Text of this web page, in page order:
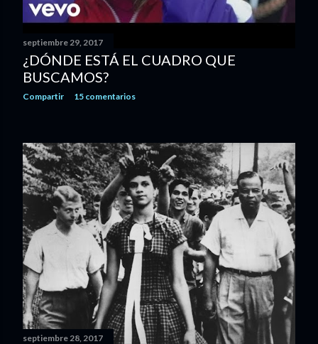
septiembre 29, 2017
¿DÓNDE ESTÁ EL CUADRO QUE
BUSCAMOS?
Compartir 15 comentarios
septiembre 28, 2017